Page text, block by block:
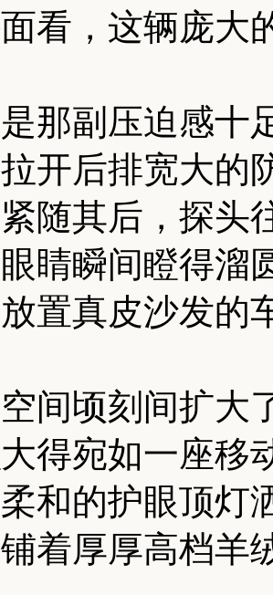
看，这辆庞大
那副压迫感十
开后排宽大的
随其后，探头
睛瞬间瞪得溜
置真皮沙发的
间顷刻间扩大
得宛如一座移
和的护眼顶灯
着厚厚高档羊